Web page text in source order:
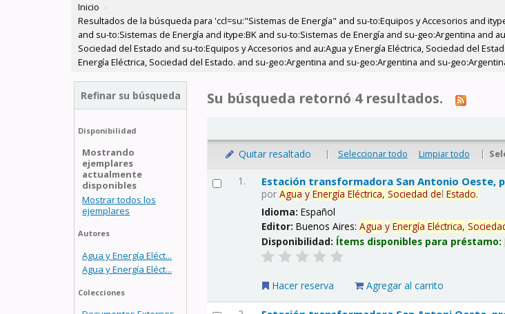
Inicio ›
Resultados de la búsqueda para 'ccl=su:"Sistemas de Energía" and su-to:Equipos y Accesorios and
and su-to:Sistemas de Energía and itype:BK and su-to:Sistemas de Energía and su-geo:Argentina and
Sociedad del Estado and su-to:Equipos y Accesorios and au:Agua y Energía Eléctrica, Sociedad del
Energía Eléctrica, Sociedad del Estado. and su-geo:Argentina and su-geo:Argentina and su-
Refinar su búsqueda
Disponibilidad
Mostrando
ejemplares
actualmente
disponibles
Mostrar todos los
ejemplares
Autores
Agua y Energía Eléct...
Agua y Energía Eléct...
Colecciones
Su búsqueda retornó 4 resultados.
Quitar resaltado | Seleccionar todo Limpiar todo |
1. Estación transformadora San Antonio Oeste,
porAgua y Energía Eléctrica, Sociedad delEstado.
Idioma:Español
Editor:Buenos Aires:Agua y Energía Eléctrica,
Disponibilidad: Ítems disponibles para préstamo:
Hacer reserva Agregar al carrito